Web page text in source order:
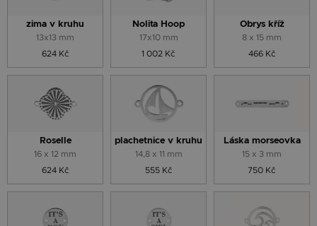
zima v kruhu
13x13 mm
624 Kč
Nolita Hoop
17x10 mm
1 002 Kč
Obrys kříž
8 x 15 mm
466 Kč
Roselle
16 x 12 mm
624 Kč
plachetnice v kruhu
14,8 x 11 mm
555 Kč
Láska morseovka
15 x 3 mm
750 Kč